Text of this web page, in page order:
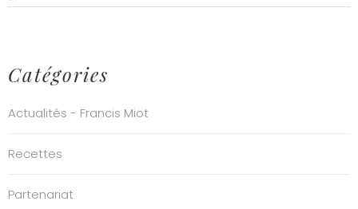
Catégories
Actualités - Francis Miot
Recettes
Partenariat